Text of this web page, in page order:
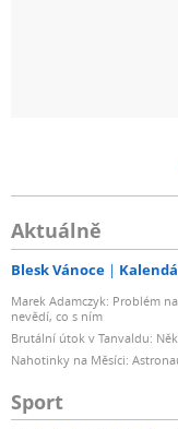
Aktuálně
Blesk Vánoce
Marek Adamczyk: Problém
nevědí, co s ním
Brutální útok v Tanvaldu:
Nahotinky na Měsíci:
Sport